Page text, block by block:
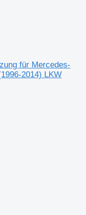
für Mercedes-
2014) LKW